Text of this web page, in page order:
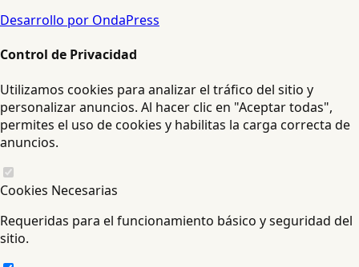
Desarrollo por OndaPress
Control de Privacidad
Utilizamos cookies para analizar el tráfico del sitio y
personalizar anuncios. Al hacer clic en "Aceptar todas",
permites el uso de cookies y habilitas la carga correcta de
anuncios.
Cookies Necesarias
Requeridas para el funcionamiento básico y seguridad del
sitio.